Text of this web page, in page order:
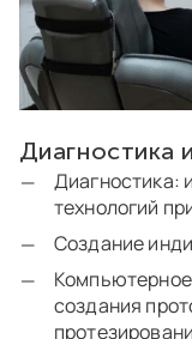
Диагностика
Диагностика:
технологий
Создание
создания